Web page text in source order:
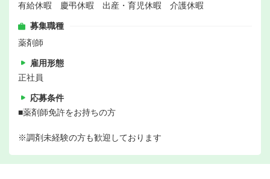
有給休暇 慶弔休暇 出産・育児休暇 介護休暇
募集職種
薬剤師
雇用形態
正社員
応募条件
■薬剤師免許をお持ちの方
※調剤未経験の方も歓迎しております